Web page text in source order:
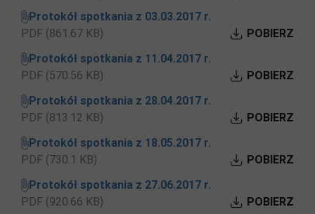
Protokół spotkania z 03.03.2017 r.
PDF (861.67 KB)
POBIERZ
Protokół spotkania z 11.04.2017 r.
PDF (570.56 KB)
POBIERZ
Protokół spotkania z 28.04.2017 r.
PDF (813.12 KB)
POBIERZ
Protokół spotkania z 18.05.2017 r.
PDF (730.1 KB)
POBIERZ
Protokół spotkania z 27.06.2017 r.
PDF (920.66 KB)
POBIERZ